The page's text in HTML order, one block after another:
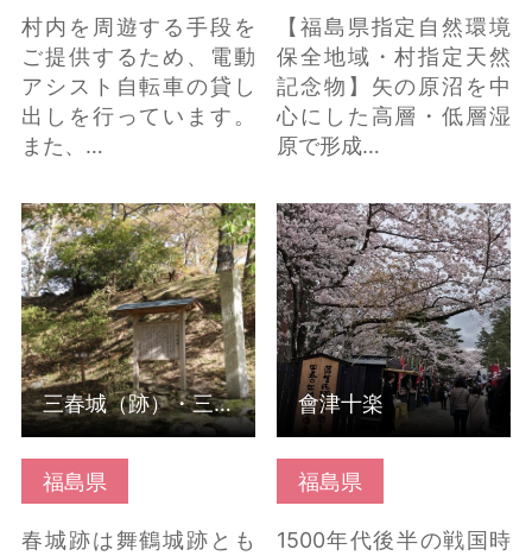
村内を周遊する手段を
ご提供するため、電動
アシスト自転車の貸し
出しを行っています。
また、…
【福島県指定自然環境
保全地域・村指定天然
記念物】矢の原沼を中
心にした高層・低層湿
原で形成…
福島県
春城跡は舞鶴城跡とも
三春城（跡）・三春城
VR の詳細はこちら
三春城（跡）・三春城VR
福島県
1500年代後半の戦国時
會津十楽 の詳細はこち
ら
會津十楽